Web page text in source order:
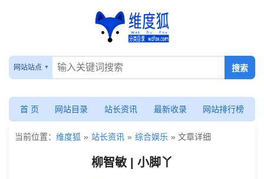
柳
智
敏
|
小
丫
网站站点
首 页 网站目录 站长资讯 最新收录 网站排行榜
当前位置： 维度狐 » 站长资讯 » 综合娱乐 » 文章详细
柳智敏 | 小脚丫